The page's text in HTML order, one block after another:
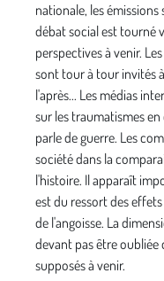
nationale, les
débat social est tourné
perspectives à venir.
sont tour à tour invités
l'après... Les médias
sur les traumatismes
parle de guerre. Les
société dans la
l'histoire. Il apparaît
est du ressort des
de l'angoisse. La
devant pas être oubliée
supposés à venir.